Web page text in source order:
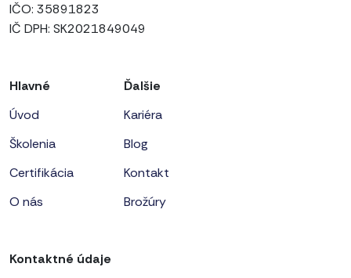
IČO: 35891823
IČ DPH: SK2021849049
Hlavné
Úvod
Školenia
Certifikácia
O nás
Ďalšie
Kariéra
Blog
Kontakt
Brožúry
Kontaktné údaje